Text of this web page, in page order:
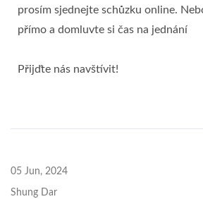
prosím sjednejte schůzku online.
přímo a domluvte si čas na jednání
Přijďte nás navštívit!
05 Jun, 2024
Shung Dar